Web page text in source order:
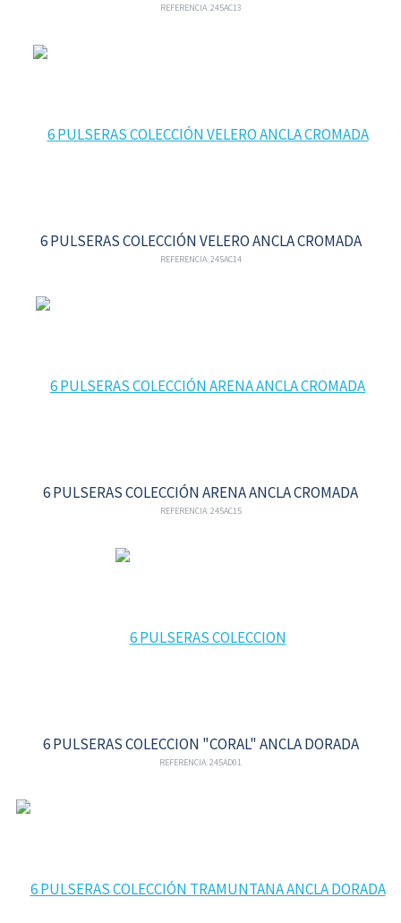
REFERENCIA: 245AC13
6 PULSERAS COLECCIÓN VELERO ANCLA CROMADA
REFERENCIA: 245AC14
6 PULSERAS COLECCIÓN ARENA ANCLA CROMADA
REFERENCIA: 245AC15
6 PULSERAS COLECCION "CORAL" ANCLA DORADA
REFERENCIA: 245AD01